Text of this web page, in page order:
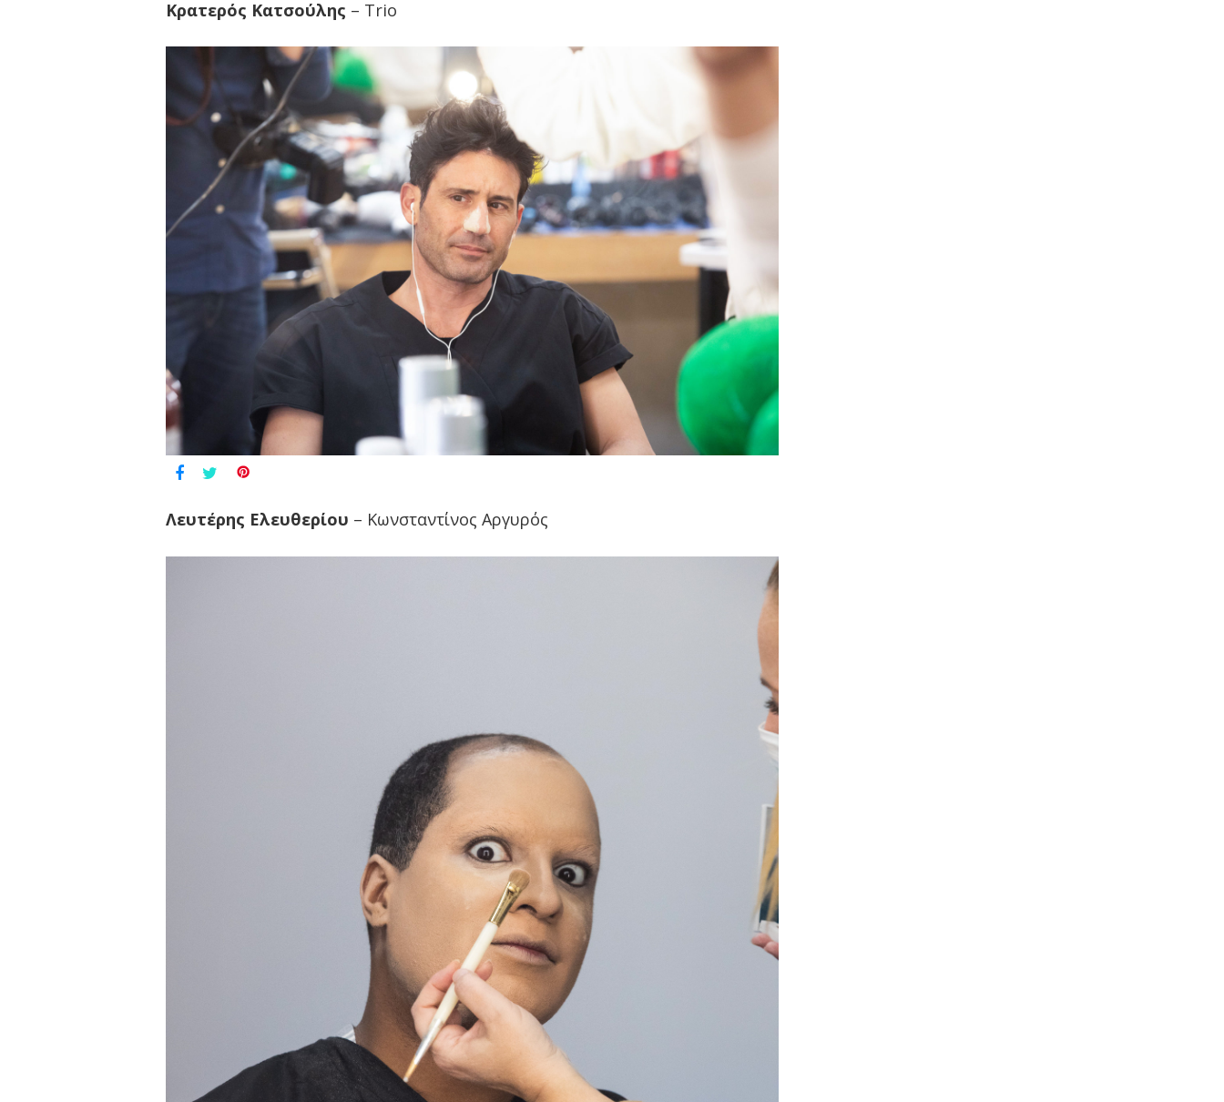
Κρατερός Κατσούλης – Trio
Λευτέρης Ελευθερίου – Κωνσταντίνος Αργυρός